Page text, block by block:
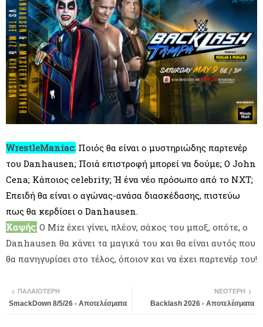
WrestleManiac: Ποιός θα είναι ο μυστηριώδης παρτενέρ
του Danhausen; Ποιά επιστροφή μπορεί να δούμε; Ο John
Cena; Κάποιος celebrity; Ή ένα νέο πρόσωπο από το NXT;
Επειδή θα είναι ο αγώνας-ανάσα διασκέδασης, πιστεύω
πως θα κερδίσει ο Danhausen.
Καψής: Ο Miz έχει γίνει, πλέον, σάκος του μποξ, οπότε, ο
Danhausen θα κάνει τα μαγικά του και θα είναι αυτός που
θα πανηγυρίσει στο τέλος, όποιον και να έχει παρτενέρ του!
ΝΕΌΤΕΡΗ
Backlash 2026 - Αποτελέσματα
ΠΑΛΑΙΌΤΕΡΗ
SmackDown 8/5/26 - Αποτελέσματα